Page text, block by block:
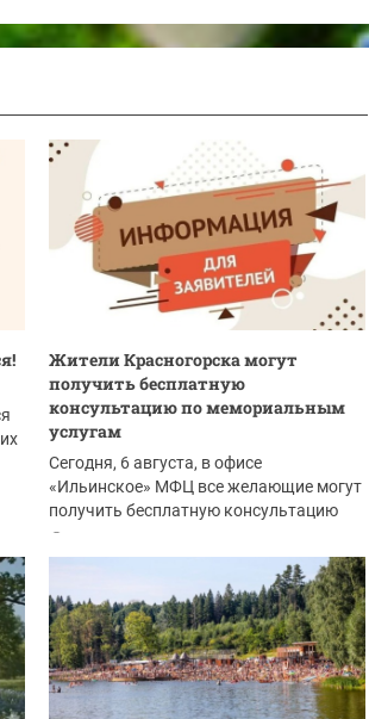
Жители Красногорска могут
получить бесплатную
консультацию по мемориальным
услугам
Сегодня, 6 августа, в офисе
«Ильинское» МФЦ все желающие могут
получить бесплатную консультацию
специалистов ГБУ МО...